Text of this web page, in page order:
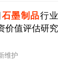
石墨制品行业
价值评估研究
维护